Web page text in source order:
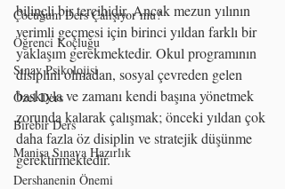
Çocuğum Ders Çalışıyor mu?
Öğrenci Koçluğu
Sınav Psikolojisi
Özel Ders
Birebir Ders
Manisa Sınava Hazırlık
Dershanenin Önemi
bilinçli bir tercihidir. Ancak mezun yılının
verimli geçmesi için birinci yıldan farklı bir
yaklaşım gerekmektedir. Okul programının
disiplini olmadan, sosyal çevreden gelen
baskıyla ve zamanı kendi başına yönetmek
zorunda kalarak çalışmak; önceki yıldan çok
daha fazla öz disiplin ve stratejik düşünme
gerektirmektedir.